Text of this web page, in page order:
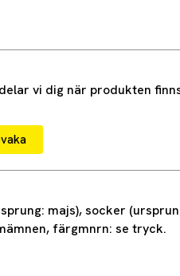
vi dig när produkten
majs), socker
färgmnrn: se tryck.